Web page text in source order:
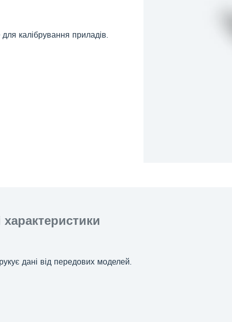
калібрування приладів.
характеристики
дані від передових моделей.